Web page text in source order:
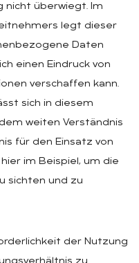
nicht überwiegt. Im
legt dieser
Daten
einen Eindruck von
verschaffen kann.
sich in diesem
weiten Verständnis
für den Einsatz von
im Beispiel, um die
sichten und zu
der Nutzung